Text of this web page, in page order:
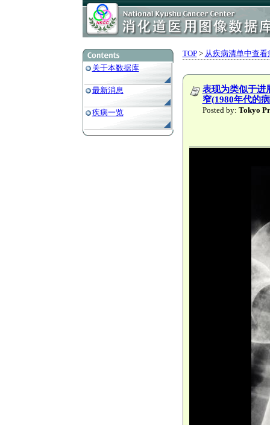
关于本数据库
最新消息
疾病一览
TOP> 从疾病清单中查看
表现为类似于进
窄(1980年代的
Posted by: Tokyo